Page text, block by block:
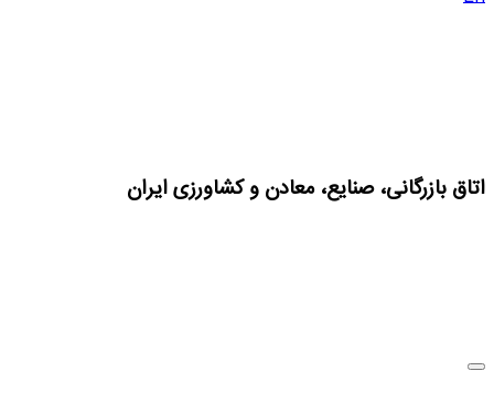
اتاق بازرگانی، صنایع، معادن و کشاورزی ایران